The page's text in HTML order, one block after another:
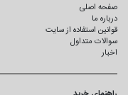
صفحه اصلی
درباره ما
قوانین استفاده از سایت
سوالات متداول
اخبار